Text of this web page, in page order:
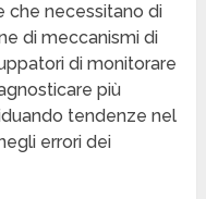
che necessitano di
di meccanismi di
di monitorare
più
tendenze nel
errori dei